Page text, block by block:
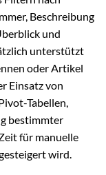
Beschreibung
und
unterstützt
oder Artikel
Einsatz von
Tabellen,
bestimmter
für manuelle
wird.